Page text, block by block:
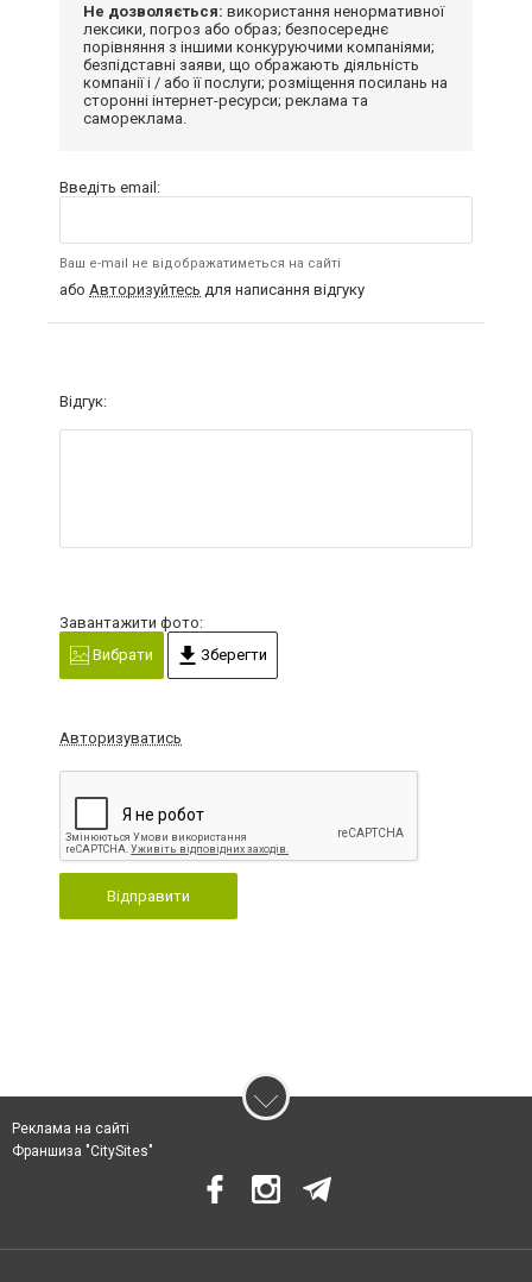
Не дозволяється: використання ненормативної
лексики, погроз або образ; безпосереднє
порівняння з іншими конкуруючими компаніями;
безпідставні заяви, що ображають діяльність
компанії і / або її послуги; розміщення посилань на
сторонні інтернет-ресурси; реклама та
самореклама.
Введіть email:
Ваш e-mail не відображатиметься на сайті
або Авторизуйтесь для написання відгуку
Відгук:
Завантажити фото:
Вибрати
Зберегти
Авторизуватись
Відправити
Реклама на сайті
Франшиза "CitySites"